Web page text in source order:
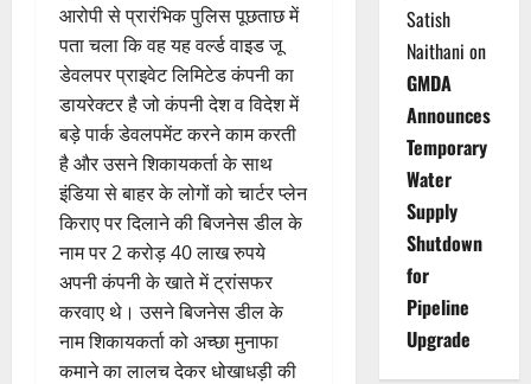
आरोपी से प्रारंभिक पुलिस पूछताछ में
पता चला कि वह यह वर्ल्ड वाइड जू
डेवलपर प्राइवेट लिमिटेड कंपनी का
डायरेक्टर है जो कंपनी देश व विदेश में
बड़े पार्क डेवलपमेंट करने काम करती
है और उसने शिकायकर्ता के साथ
इंडिया से बाहर के लोगों को चार्टर प्लेन
किराए पर दिलाने की बिजनेस डील के
नाम पर 2 करोड़ 40 लाख रुपये
अपनी कंपनी के खाते में ट्रांसफर
करवाए थे। उसने बिजनेस डील के
नाम शिकायकर्ता को अच्छा मुनाफा
कमाने का लालच देकर धोखाधड़ी की
Satish
Naithani on
GMDA
Announces
Temporary
Water
Supply
Shutdown
for
Pipeline
Upgrade